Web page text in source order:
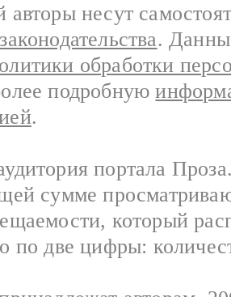
авторы несут
.
обработки
подробную
.
портала
сумме
который
по две цифры: